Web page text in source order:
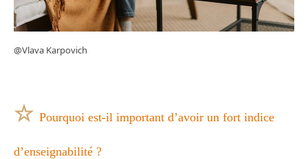
@Vlava Karpovich
☆ Pourquoi est-il important d’avoir un fort indice
d’enseignabilité ?